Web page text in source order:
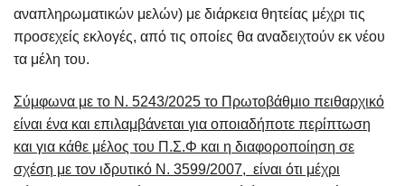
αναπληρωματικών μελών) με διάρκεια θητείας μέχρι τις
προσεχείς εκλογές, από τις οποίες θα αναδειχτούν εκ νέου
τα μέλη του.
Σύμφωνα με το Ν. 5243/2025 το Πρωτοβάθμιο πειθαρχικό
είναι ένα και επιλαμβάνεται για οποιαδήποτε περίπτωση
και για κάθε μέλος του Π.Σ.Φ και η διαφοροποίηση σε
σχέση με τον ιδρυτικό Ν. 3599/2007, είναι ότι μέχρι